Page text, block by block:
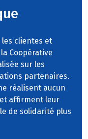
clientes et
Coopérative
sur les
partenaires.
réalisent aucun
affirment leur
de solidarité plus